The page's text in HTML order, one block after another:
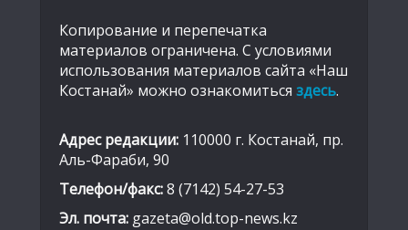
Копирование и перепечатка
материалов ограничена. С условиями
использования материалов сайта «Наш
Костанай» можно ознакомиться здесь.
Адрес редакции: 110000 г. Костанай, пр.
Аль-Фараби, 90
Телефон/факс:8 (7142) 54-27-53
Эл. почта: gazeta@old.top-news.kz